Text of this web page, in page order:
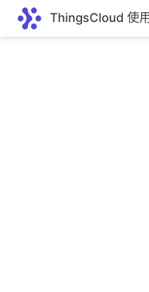
跳至主要內容ThingsCloud 使